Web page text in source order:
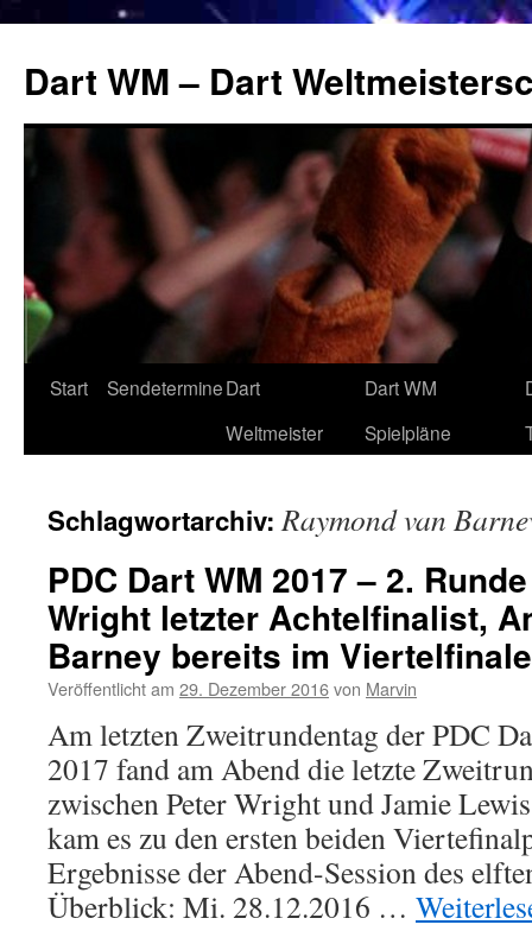
springen
Dart WM – Dart
Start SendetermineDart
Weltmeister
Dart WM
Spielpläne
Schlagwortarchiv:Raymond van
PDC Dart WM 2017 – 2.
Wright letzter Achtelfinalist,
Barney bereits im Viertelfinale
Veröffentlicht am 29. Dezember 2016von Marvin
Am letzten Zweitrundentag der PDC
2017 fand am Abend die letzte
zwischen Peter Wright und Jamie
kam es zu den ersten beiden
Ergebnisse der Abend-Session des
Überblick: Mi. 28.12.2016 …